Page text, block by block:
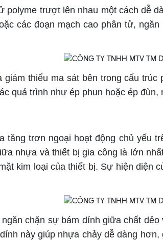
polyme trượt lên nhau một cách dễ
các đoạn mạch cao phân tử,
thiểu ma sát bên trong cấu
quá trình như ép phun hoặc ép
tăng trơn ngoại hoạt động chủ yếu
nhựa và thiết bị gia công là lớn
kim loại của thiết bị. Sự hiện
chặn sự bám dính giữa chất
này giúp nhựa chảy dễ dàng